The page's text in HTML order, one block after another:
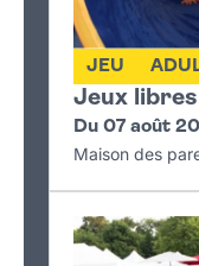
Jeux
JEU
Du 07 août
Maison des